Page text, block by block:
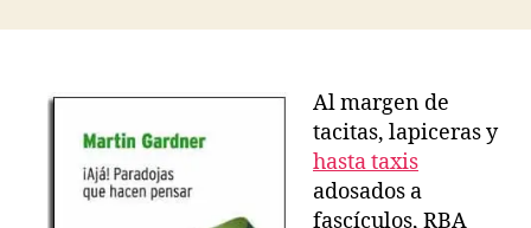
Al margen de
tacitas, lapiceras y
hasta taxis
adosados a
fascículos, RBA